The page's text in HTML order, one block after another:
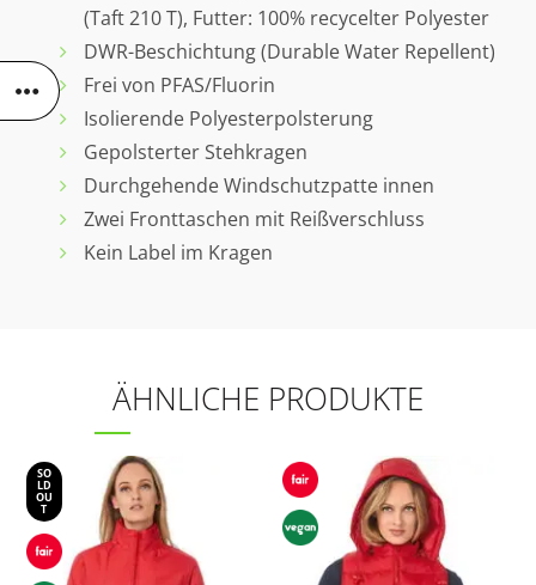
(Taft 210 T), Futter: 100% recycelter Polyester
DWR-Beschichtung (Durable Water Repellent)
Frei von PFAS/Fluorin
Isolierende Polyesterpolsterung
Gepolsterter Stehkragen
Durchgehende Windschutzpatte innen
Zwei Fronttaschen mit Reißverschluss
Kein Label im Kragen
ÄHNLICHE PRODUKTE
SO
LD
OU
T